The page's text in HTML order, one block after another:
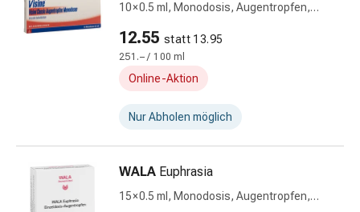
Blähungen
&
Verdauung
Hauterkrankungen
Hautpilz
&
Juckreiz
10 × 0.5 ml, Monodosis, Augentropfen,
12.55 statt 13.95
251.– / 100 ml
Online-Aktion
Nur Abholen möglich
WALA Euphrasia
15 × 0.5 ml, Monodosis, Augentropfen,